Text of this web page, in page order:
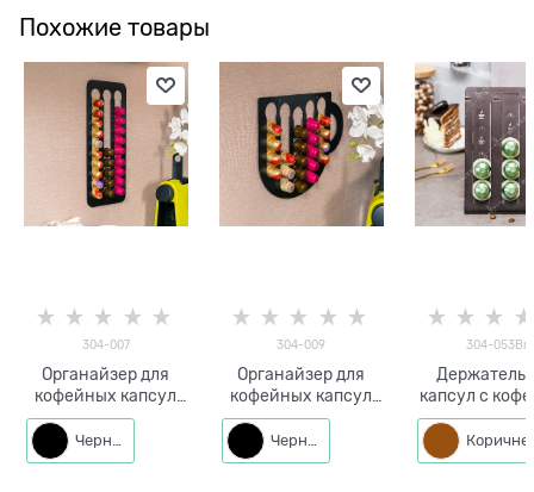
Похожие товары
304-007
Органайзер для
кофейных капсул
304-007
Черный
304-009
Органайзер для
кофейных капсул
304-009
Черный
304-053Br
Держатель
капсул с
053